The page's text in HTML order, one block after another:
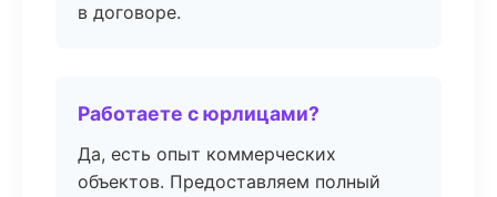
в договоре.
Работаете с юрлицами?
Да, есть опыт коммерческих
объектов. Предоставляем полный